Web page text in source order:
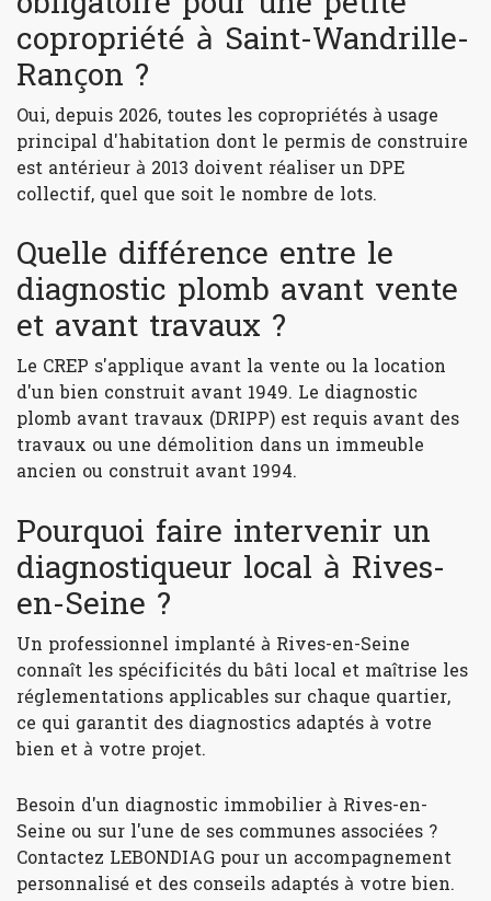
copropriété à Saint-Wandrille-
Rançon ?
Oui, depuis 2026, toutes les copropriétés à usage
principal d'habitation dont le permis de construire
est antérieur à 2013 doivent réaliser un DPE
collectif, quel que soit le nombre de lots.
Quelle différence entre le
diagnostic plomb avant vente
et avant travaux ?
Le CREP s'applique avant la vente ou la location
d'un bien construit avant 1949. Le diagnostic
plomb avant travaux (DRIPP) est requis avant des
travaux ou une démolition dans un immeuble
ancien ou construit avant 1994.
Pourquoi faire intervenir un
diagnostiqueur local à Rives-
en-Seine ?
Un professionnel implanté à Rives-en-Seine
connaît les spécificités du bâti local et maîtrise les
réglementations applicables sur chaque quartier,
ce qui garantit des diagnostics adaptés à votre
bien et à votre projet.
Besoin d'un diagnostic immobilier à Rives-en-
Seine ou sur l'une de ses communes associées ?
Contactez LEBONDIAG pour un accompagnement
personnalisé et des conseils adaptés à votre bien.